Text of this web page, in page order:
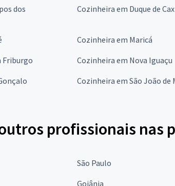
dos
Cozinheira em Duque de
Cozinheira em Maricá
Friburgo
Cozinheira em Nova Iguaçu
Cozinheira em São João de
profissionais nas
São Paulo
Goiânia